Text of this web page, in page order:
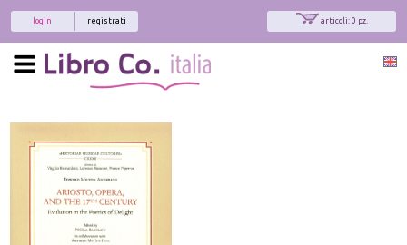
articoli: 0 pz.
registrati
login